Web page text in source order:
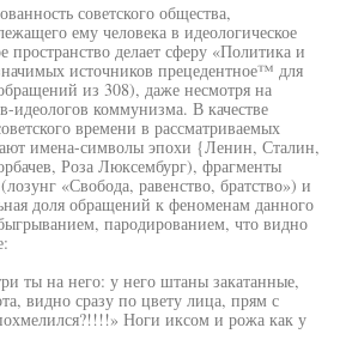
советского общества,
ему человека в идеологическое
пространство делает сферу «Политика и
источников прецедентное™ для
из 308), даже несмотря на
идеологов коммунизма. В качестве
времени в рассматриваемых
имена-символы эпохи {Ленин, Сталин,
Роза Люксембург), фрагменты
«Свобода, равенство, братство») и
доля обращений к феноменам данного
пародированием, что видно
ты на него: у него штаны закатанные,
видно сразу по цвету лица, прям с
Ноги иксом и рожа как у